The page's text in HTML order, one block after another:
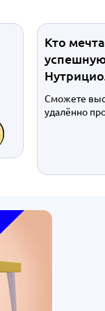
Кто
Сможете
удалённо